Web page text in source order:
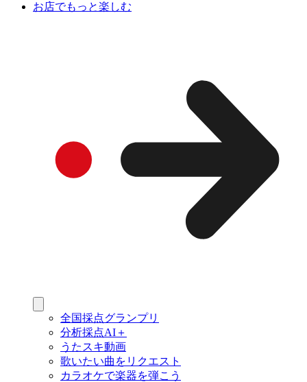
お店でもっと楽しむ
全国採点グランプリ
分析採点AI＋
うたスキ動画
歌いたい曲をリクエスト
カラオケで楽器を弾こう